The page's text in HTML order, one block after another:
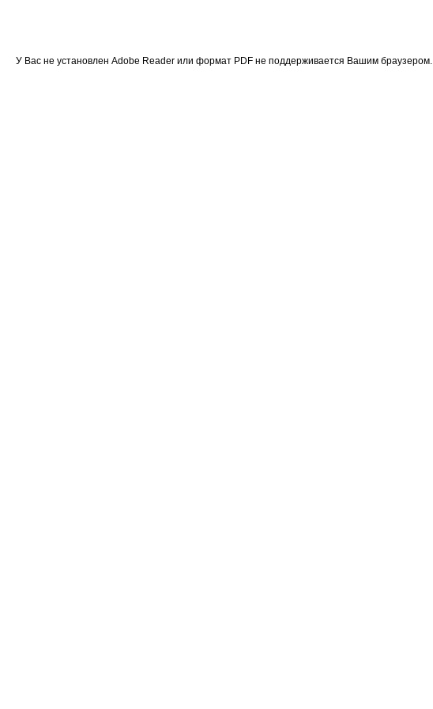
У Вас не установлен Adobe Reader или формат PDF не поддерживается Вашим браузером.